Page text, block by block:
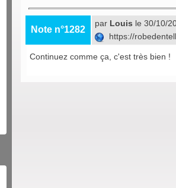
Note n°1282
par Louis le 30/10/
https://
Continuez comme ça, c'est très bien !